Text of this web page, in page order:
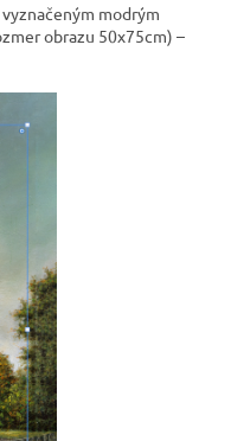
modrým
obrazu 50x75cm) –